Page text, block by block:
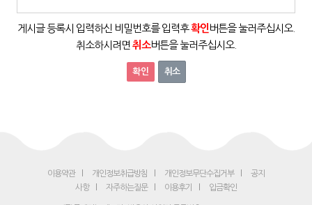
게시글 등록시 입력하신 비밀번호를 입력후확인 버튼을 눌러주십시오.
취소하시려면 취소버튼을 눌러주십시오.
취소
이용약관 개인정보취급방침 개인정보무단수집거부
공지
사항
자주하는질문 이용후기 입금확인